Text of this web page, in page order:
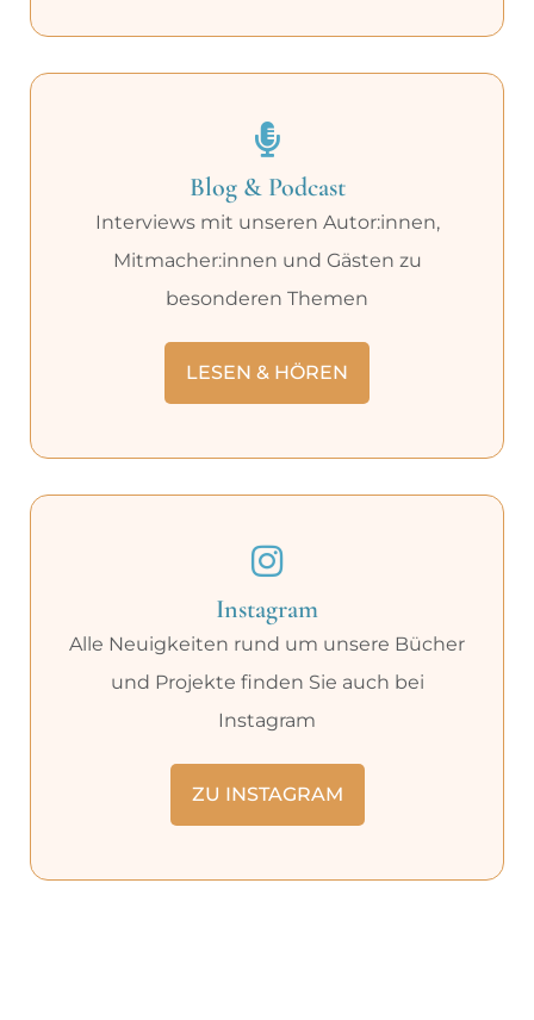
Blog & Podcast
Interviews mit unseren Autor:innen,
Mitmacher:innen und Gästen zu
besonderen Themen
LESEN & HÖREN
Instagram
Alle Neuigkeiten rund um unsere Bücher
und Projekte finden Sie auch bei
Instagram
ZU INSTAGRAM